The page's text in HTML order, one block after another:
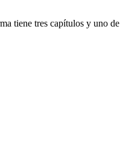
tiene tres capítulos y uno